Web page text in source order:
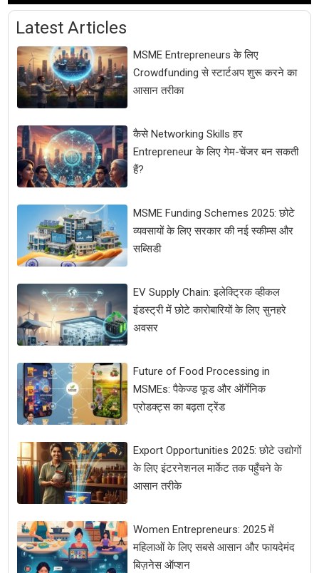
Latest Articles
MSME Entrepreneurs के लिए
Crowdfunding से स्टार्टअप शुरू करने का
आसान तरीका
कैसे Networking Skills हर
Entrepreneur के लिए गेम-चेंजर बन सकती
हैं?
MSME Funding Schemes 2025: छोटे
व्यवसायों के लिए सरकार की नई स्कीम्स और
सब्सिडी
EV Supply Chain: इलेक्ट्रिक व्हीकल
इंडस्ट्री में छोटे कारोबारियों के लिए सुनहरे
अवसर
Future of Food Processing in
MSMEs: पैकेज्ड फूड और ऑर्गेनिक
प्रोडक्ट्स का बढ़ता ट्रेंड
Export Opportunities 2025: छोटे उद्योगों
के लिए इंटरनेशनल मार्केट तक पहुँचने के
आसान तरीके
Women Entrepreneurs: 2025 में
महिलाओं के लिए सबसे आसान और फायदेमंद
बिज़नेस ऑप्शन